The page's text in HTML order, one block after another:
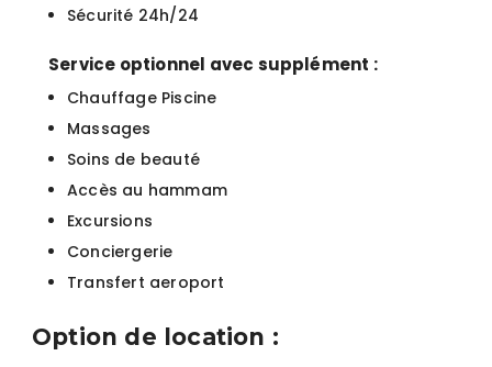
Sécurité 24h/24
Service optionnel avec supplément :
Chauffage Piscine
Massages
Soins de beauté
Accès au hammam
Excursions
Conciergerie
Transfert aeroport
Option de location :